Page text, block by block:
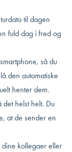
til dagen
fuld dag i fred og
så du
den automatiske
henter dem.
helst helt. Du
at de sender en
dine kollegaer eller